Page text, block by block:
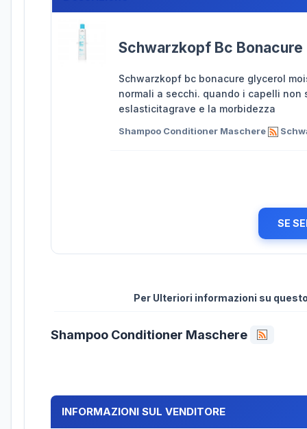
Schwarzkopf Bc
Schwarzkopf bc bonacure glycerol
normali a secchi. quando i capelli
eslasticitagrave e la morbidezza
Shampoo Conditioner Maschere
SE
Per Ulteriori informazioni su
Shampoo Conditioner Maschere
INFORMAZIONI SUL VENDITORE